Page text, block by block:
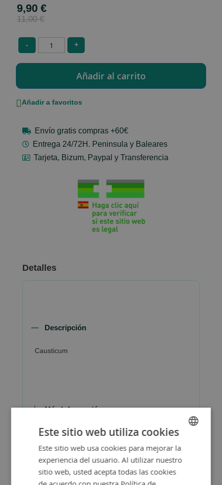
Special
Price
9,90 €
11,00 €
- +
Añadir a favoritos
Envío gratis compras +60€
Entrega 24/72H. Peninsula y Baleares
Tarjeta, Bizum, Paypal y Transferencia
Detalles
Descripción
Causticum
Más Información
SPANISH
ENGLISH
Este sitio web utiliza cookies
Este sitio web usa cookies para mejorar la
experiencia del usuario. Al utilizar nuestro
sitio web, usted acepta todas las cookies